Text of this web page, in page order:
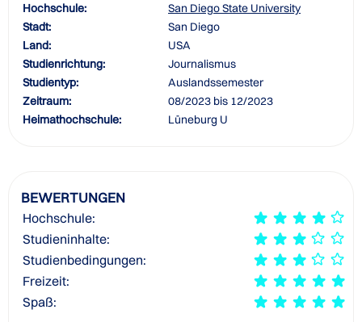
Hochschule:
San Diego State University
Stadt:
San Diego
Land:
USA
Studienrichtung:
Journalismus
Studientyp:
Auslandssemester
Zeitraum:
08/2023 bis 12/2023
Heimathochschule:
Lüneburg U
BEWERTUNGEN
Hochschule:
Studieninhalte:
Studienbedingungen:
Freizeit:
Spaß: